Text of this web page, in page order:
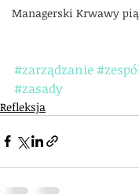
Managerski Krwawy
#zarządzanie
#zasady
Refleksja